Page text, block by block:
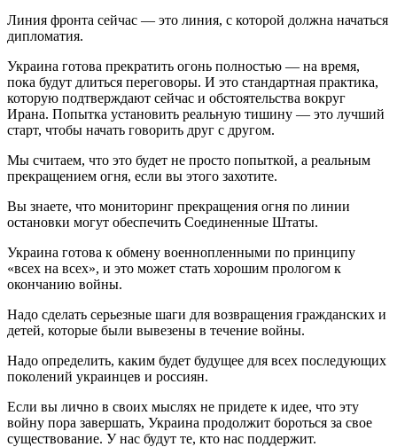
Линия фронта сейчас — это линия, с которой должна начаться
дипломатия.
Украина готова прекратить огонь полностью — на время,
пока будут длиться переговоры. И это стандартная практика,
которую подтверждают сейчас и обстоятельства вокруг
Ирана. Попытка установить реальную тишину — это лучший
старт, чтобы начать говорить друг с другом.
Мы считаем, что это будет не просто попыткой, а реальным
прекращением огня, если вы этого захотите.
Вы знаете, что мониторинг прекращения огня по линии
остановки могут обеспечить Соединенные Штаты.
Украина готова к обмену военнопленными по принципу
«всех на всех», и это может стать хорошим прологом к
окончанию войны.
Надо сделать серьезные шаги для возвращения гражданских и
детей, которые были вывезены в течение войны.
Надо определить, каким будет будущее для всех последующих
поколений украинцев и россиян.
Если вы лично в своих мыслях не придете к идее, что эту
войну пора завершать, Украина продолжит бороться за свое
существование. У нас будут те, кто нас поддержит.